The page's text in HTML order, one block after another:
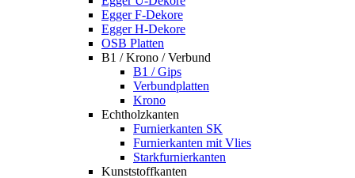
Egger F-Dekore
Egger H-Dekore
OSB Platten
B1 / Krono / Verbund
B1 / Gips
Verbundplatten
Krono
Echtholzkanten
Furnierkanten SK
Furnierkanten mit Vlies
Starkfurnierkanten
Kunststoffkanten